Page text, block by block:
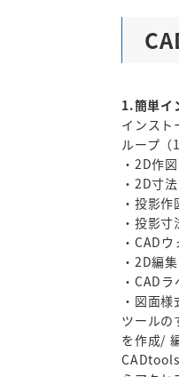
1.簡単イ
インスト
ループ（
・2D作
・2D寸
・投影
・投影
・CAD
・2D編
・CAD
・図面
ツールの
を作成/